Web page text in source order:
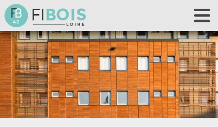
Accueil
Fibois 42
La filière
Nos actions
Les outils
Déclaration de chantier